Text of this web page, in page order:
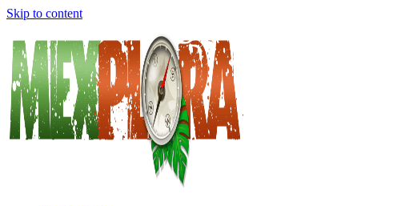
Skip to content